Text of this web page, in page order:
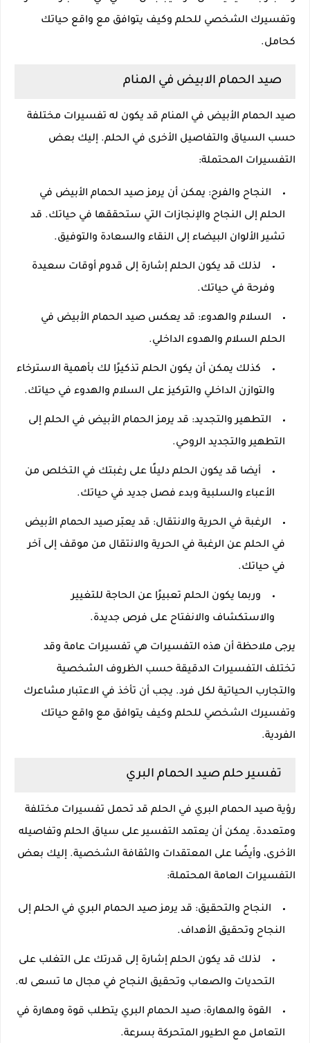
وتفسيرك الشخصي للحلم وكيف يتوافق مع واقع حياتك
كحامل.
صيد الحمام الابيض في المنام
صيد الحمام الأبيض في المنام قد يكون له تفسيرات مختلفة
حسب السياق والتفاصيل الأخرى في الحلم. إليك بعض
التفسيرات المحتملة:
النجاح والفرح: يمكن أن يرمز صيد الحمام الأبيض في
الحلم إلى النجاح والإنجازات التي ستحققها في حياتك. قد
تشير الألوان البيضاء إلى النقاء والسعادة والتوفيق.
لذلك قد يكون الحلم إشارة إلى قدوم أوقات سعيدة
وفرحة في حياتك.
السلام والهدوء: قد يعكس صيد الحمام الأبيض في
الحلم السلام والهدوء الداخلي.
كذلك يمكن أن يكون الحلم تذكيرًا لك بأهمية الاسترخاء
والتوازن الداخلي والتركيز على السلام والهدوء في حياتك.
التطهير والتجديد: قد يرمز الحمام الأبيض في الحلم إلى
التطهير والتجديد الروحي.
أيضا قد يكون الحلم دليلًا على رغبتك في التخلص من
الأعباء والسلبية وبدء فصل جديد في حياتك.
الرغبة في الحرية والانتقال: قد يعبّر صيد الحمام الأبيض
في الحلم عن الرغبة في الحرية والانتقال من موقف إلى آخر
في حياتك.
وربما يكون الحلم تعبيرًا عن الحاجة للتغيير
والاستكشاف والانفتاح على فرص جديدة.
يرجى ملاحظة أن هذه التفسيرات هي تفسيرات عامة وقد
تختلف التفسيرات الدقيقة حسب الظروف الشخصية
والتجارب الحياتية لكل فرد. يجب أن تأخذ في الاعتبار مشاعرك
وتفسيرك الشخصي للحلم وكيف يتوافق مع واقع حياتك
الفردية.
تفسير حلم صيد الحمام البري
رؤية صيد الحمام البري في الحلم قد تحمل تفسيرات مختلفة
ومتعددة. يمكن أن يعتمد التفسير على سياق الحلم وتفاصيله
الأخرى، وأيضًا على المعتقدات والثقافة الشخصية. إليك بعض
التفسيرات العامة المحتملة:
النجاح والتحقيق: قد يرمز صيد الحمام البري في الحلم إلى
النجاح وتحقيق الأهداف.
لذلك قد يكون الحلم إشارة إلى قدرتك على التغلب على
التحديات والصعاب وتحقيق النجاح في مجال ما تسعى له.
القوة والمهارة: صيد الحمام البري يتطلب قوة ومهارة في
التعامل مع الطيور المتحركة بسرعة.